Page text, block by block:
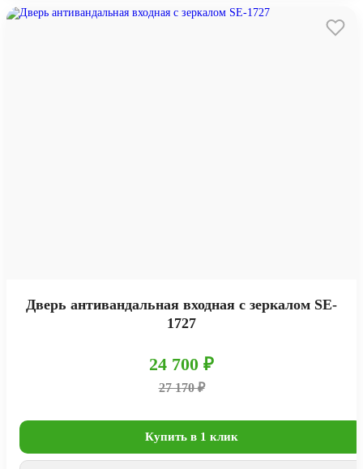
Дверь антивандальная входная с зеркалом SE-
1727
24 700 ₽
27 170 ₽
Купить в 1 клик